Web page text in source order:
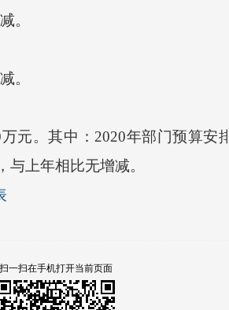
。
。
。其中：2020年部门预算安
上年相比无增减。
扫一扫在手机打开当前页面